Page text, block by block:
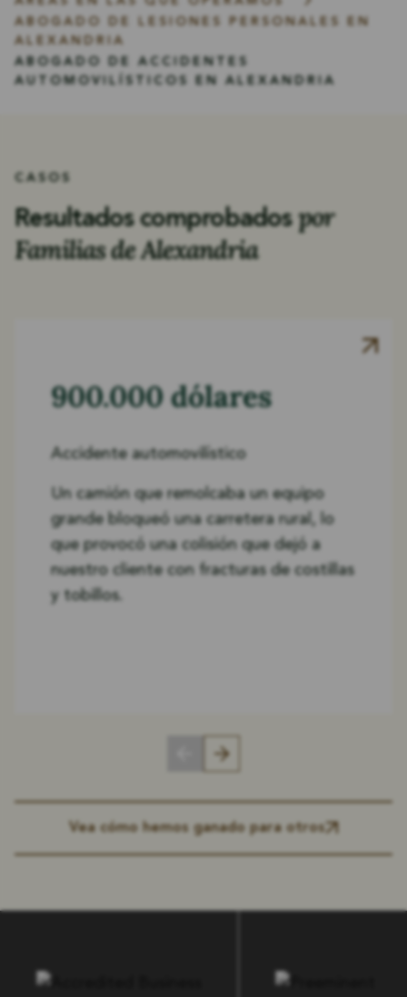
ABOGADO DE LESIONES PERSONALES EN
ALEXANDRIA
ABOGADO DE ACCIDENTES
AUTOMOVILÍSTICOS EN ALEXANDRIA
CASOS
Resultados comprobadospor
Familias de Alexandria
Vea cómo hemos ganado para otros
900.000 dólares
Accidente automovilístico
Un camión que remolcaba un equipo
grande bloqueó una carretera rural, lo
que provocó una colisión que dejó a
nuestro cliente con fracturas de costillas
y tobillos.